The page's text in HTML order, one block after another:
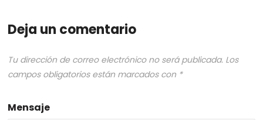
Deja un comentario
Tu dirección de correo electrónico no será publicada. Los
campos obligatorios están marcados con *
Mensaje